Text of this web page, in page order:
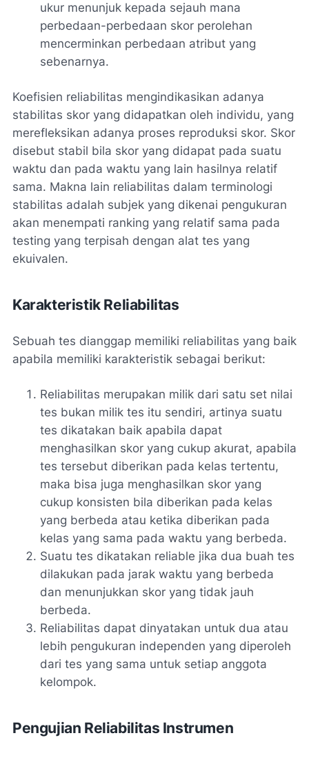
ukur menunjuk kepada sejauh mana
perbedaan-perbedaan skor perolehan
mencerminkan perbedaan atribut yang
sebenarnya.
Koefisien reliabilitas mengindikasikan adanya
stabilitas skor yang didapatkan oleh individu, yang
merefleksikan adanya proses reproduksi skor. Skor
disebut stabil bila skor yang didapat pada suatu
waktu dan pada waktu yang lain hasilnya relatif
sama. Makna lain reliabilitas dalam terminologi
stabilitas adalah subjek yang dikenai pengukuran
akan menempati ranking yang relatif sama pada
testing yang terpisah dengan alat tes yang
ekuivalen.
Karakteristik Reliabilitas
Sebuah tes dianggap memiliki reliabilitas yang baik
apabila memiliki karakteristik sebagai berikut:
Reliabilitas merupakan milik dari satu set nilai
tes bukan milik tes itu sendiri, artinya suatu
tes dikatakan baik apabila dapat
menghasilkan skor yang cukup akurat, apabila
tes tersebut diberikan pada kelas tertentu,
maka bisa juga menghasilkan skor yang
cukup konsisten bila diberikan pada kelas
yang berbeda atau ketika diberikan pada
kelas yang sama pada waktu yang berbeda.
Suatu tes dikatakan reliable jika dua buah tes
dilakukan pada jarak waktu yang berbeda
dan menunjukkan skor yang tidak jauh
berbeda.
Reliabilitas dapat dinyatakan untuk dua atau
lebih pengukuran independen yang diperoleh
dari tes yang sama untuk setiap anggota
kelompok.
Pengujian Reliabilitas Instrumen